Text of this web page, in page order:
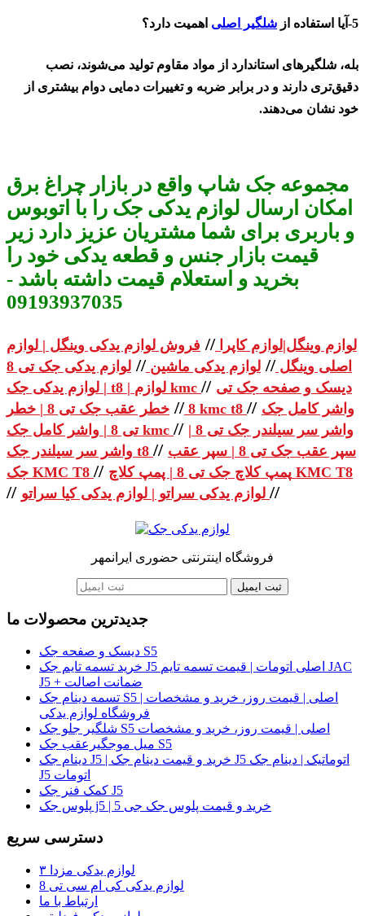
5-آیا استفاده از شلگیر اصلی اهمیت دارد؟
بله، شلگیرهای استاندارد از مواد مقاوم تولید می‌شوند، نصب
دقیق‌تری دارند و در برابر ضربه و تغییرات دمایی دوام بیشتری از
خود نشان می‌دهند.
مجموعه جک شاپ واقع در بازار چراغ برق
امکان ارسال لوازم یدکی جک را با اتوبوس
و باربری برای شما مشتریان عزیز دارد زیر
قیمت بازار جنس و قطعه یدکی خود را
بخرید و استعلام قیمت داشته باشد -
09193937035
لوازم وینگل|لوازم کاپرا // فروش لوازم یدکی وینگل | لوازم
اصلی وینگل // لوازم یدکی ماشین //
لوازم یدکی جک تی 8
| لوازم یدکی جک t8 | لوازم kmc // دیسک و صفحه جک تی
8
// خطر عقب جک تی 8 | خطر kmc t8 // واشر کامل جک
تی 8 | واشر کامل جک kmc // واشر سر سیلندر جک تی 8 |
واشر سر سیلندر جک t8 // سپر عقب جک تی 8 | سپر عقب
جک KMC T8 // پمپ کلاچ جک تی 8 | پمپ کلاچ KMC T8
// //
فروشگاه اینترنتی حضوری ایرانمهر
ثبت ایمیل
جدیدترین محصولات ما
دیسک و صفحه جک S5
خرید تسمه تایم جک J5 اصلی اتومات | قیمت تسمه تایم JAC
J5 + ضمانت اصالت
تسمه دینام جک S5 اصلی | قیمت روز، خرید و مشخصات |
فروشگاه لوازم یدکی
شلگیر جلو جک S5 اصلی | قیمت روز، خرید و مشخصات
میل موجگیرعقب جک S5
دینام جک J5 | خرید و قیمت دینام جک J5 اتوماتیک | دینام جک
J5 اتومات
کمک فنر جک J5
پلوس جک j5 | خرید و قیمت پلوس جک جی 5
دسترسی سریع
لوازم یدکی مزدا ۳
لوازم یدکی کی ام سی تی 8
ارتباط با ما